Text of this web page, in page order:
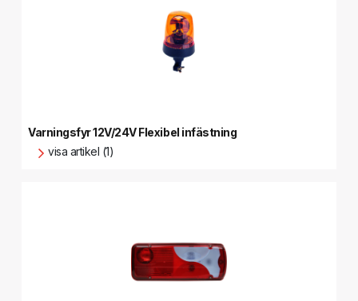
Varningsfyr 12V/24V Flexibel infästning
visa artikel (1)